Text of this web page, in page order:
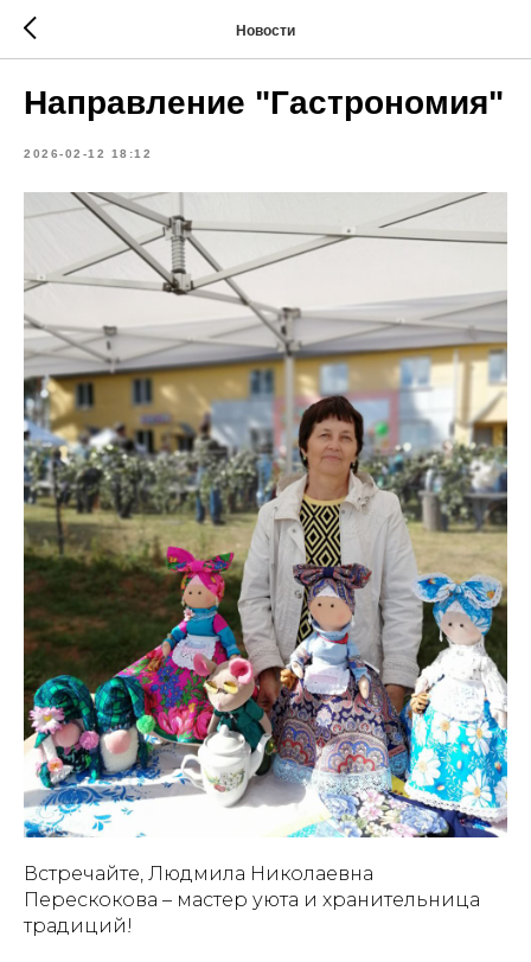
Новости
Направление "Гастрономия"
2026-02-12 18:12
Встречайте, Людмила Николаевна
Перескокова – мастер уюта и хранительница
традиций!